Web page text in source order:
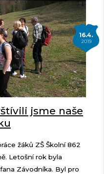
16.4.
2019
jsme naše
žáků ZŠ Školní 862
Letošní rok byla
Závodníka. Byl pro